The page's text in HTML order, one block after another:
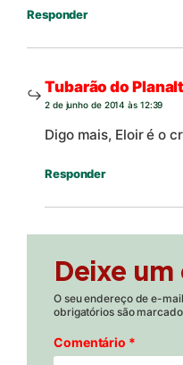
Responder
Tubarão do
2 de junho de 2014 às 12:39
Digo mais, Eloir é o
Responder
Deixe
O seu endereço de e-
obrigatórios são
Comentário *